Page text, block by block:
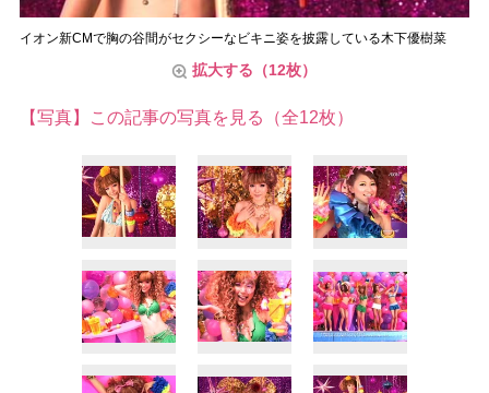
イオン新CMで胸の谷間がセクシーなビキニ姿を披露している木下優樹菜
拡大する（12枚）
【写真】この記事の写真を見る（全12枚）